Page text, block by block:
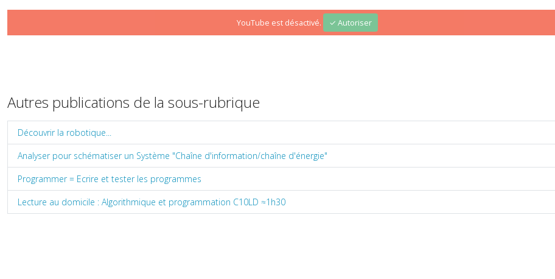
YouTube est désactivé. ✓ Autoriser
Autres publications de la sous-rubrique
Découvrir la robotique...
Analyser pour schématiser un Système "Chaîne d'information/chaîne d'énergie"
Programmer = Ecrire et tester les programmes
Lecture au domicile : Algorithmique et programmation C10LD ≈1h30